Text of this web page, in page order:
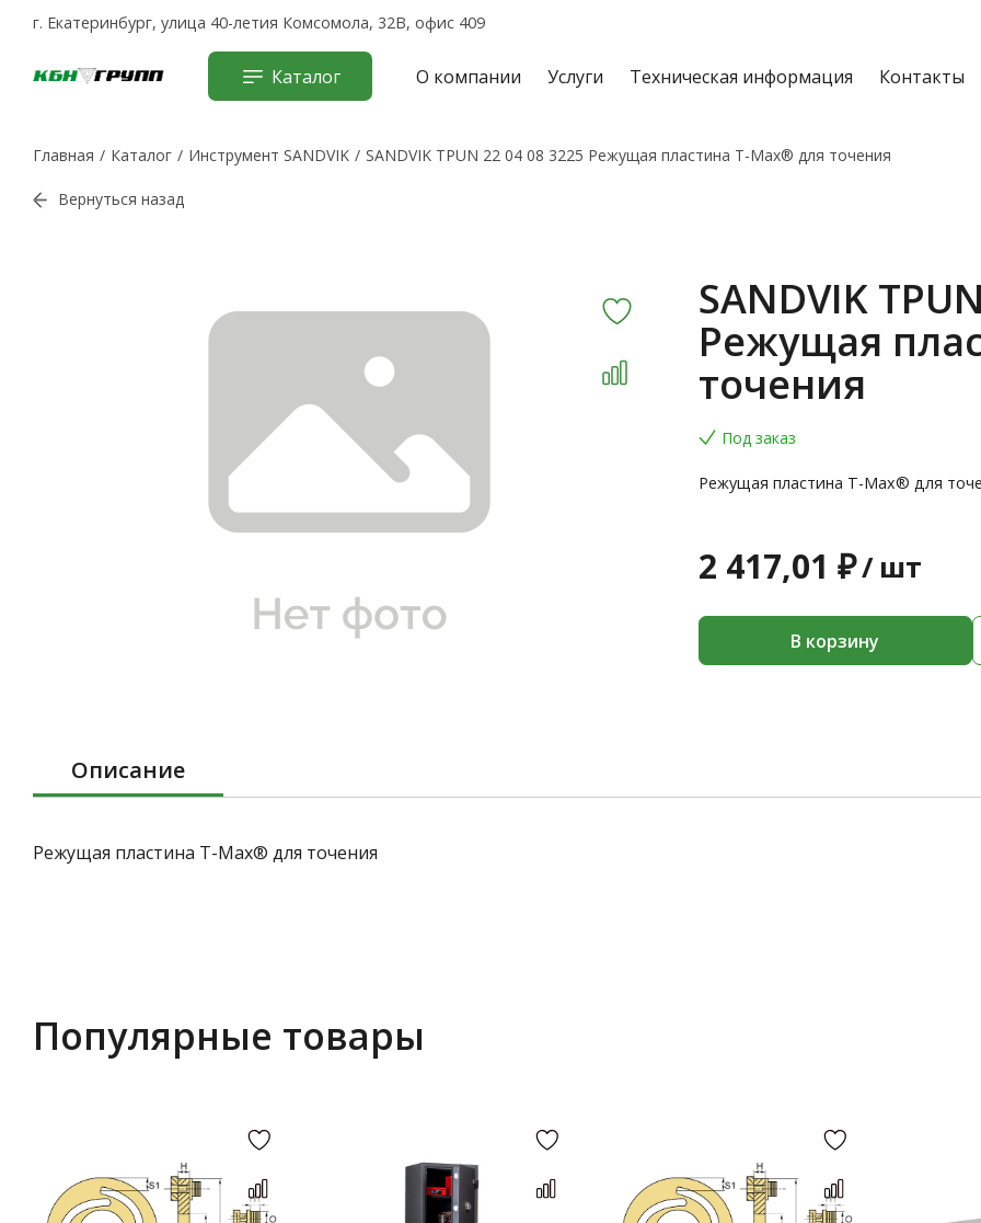
г. Екатеринбург, улица 40-летия Комсомола, 32В, офис 409
Каталог О компании Услуги Техническая информация Контакты
Главная Каталог Инструмент SANDVIK SANDVIK TPUN 22 04 08 3225 Режущая пластина T-Max® для точения
Вернуться назад
SANDVIK
Режущая
точения
Под заказ
Режущая пластина T-Max® для
2 417,01 ₽/ шт
В корзину
Описание
Режущая пластина T-Max® для точения
Популярные товары